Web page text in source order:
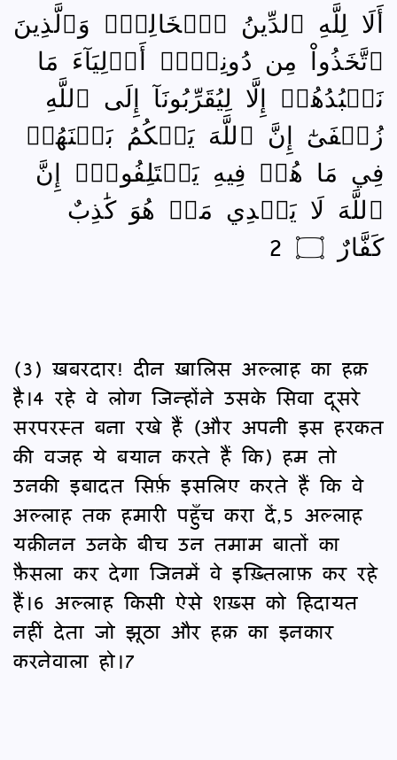
أَلَا لِلَّهِ ٱلدِّينُ ٱلۡخَالِصُۚ وَٱلَّذِينَ
ٱتَّخَذُواْ مِن دُونِهٖۦٓ أَوۡلِيَآءَ مَا
نَعۡبُدُهُمۡ إِلَّا لِيُقَرِّبُونَآ إِلَى ٱللَّهِ
زُلۡفَىٰٓ إِنَّ ٱللَّهَ يَحۡكُمُ بَيۡنَهُمۡ
فِي مَا هُمۡ فِيهِ يَخۡتَلِفُونَۗ إِنَّ
ٱللَّهَ لَا يَهۡدِي مَنۡ هُوَ كَٰذِبٌ
كَفَّارٌ ۝ 2
(3) ख़बरदार! दीन ख़ालिस अल्लाह का हक़
है।4 रहे वे लोग जिन्होंने उसके सिवा दूसरे
सरपरस्त बना रखे हैं (और अपनी इस हरकत
की वजह ये बयान करते हैं कि) हम तो
उनकी इबादत सिर्फ़ इसलिए करते हैं कि वे
अल्लाह तक हमारी पहुँच करा दें,5 अल्लाह
यक़ीनन उनके बीच उन तमाम बातों का
फ़ैसला कर देगा जिनमें वे इख़्तिलाफ़ कर रहे
हैं।6 अल्लाह किसी ऐसे शख़्स को हिदायत
नहीं देता जो झूठा और हक़ का इनकार
करनेवाला हो।7